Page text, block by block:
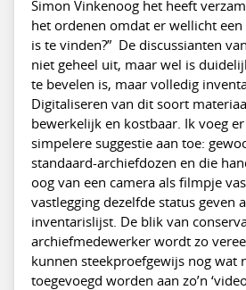
Simon Vinkenoog het heeft
het ordenen omdat er wellicht
is te vinden?” De discussianten
niet geheel uit, maar wel is
te bevelen is, maar volledig
Digitaliseren van dit soort
bewerkelijk en kostbaar. Ik voeg
simpelere suggestie aan toe:
standaard-archiefdozen en die
oog van een camera als filmpje
vastlegging dezelfde status geven
inventarislijst. De blik van
archiefmedewerker wordt zo
kunnen steekproefgewijs nog wat
toegevoegd worden aan zo’n